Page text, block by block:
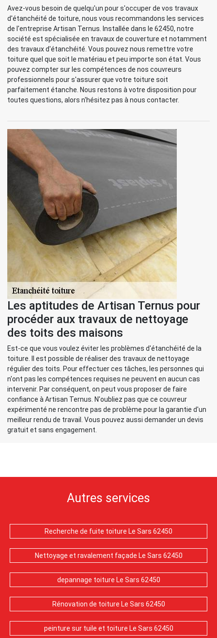
Avez-vous besoin de quelqu'un pour s'occuper de vos travaux
d'étanchéité de toiture, nous vous recommandons les services
de l'entreprise Artisan Ternus. Installée dans le 62450, notre
société est spécialisée en travaux de couverture et notamment
des travaux d'étanchéité. Vous pouvez nous remettre votre
toiture quel que soit le matériau et peu importe son état. Vous
pouvez compter sur les compétences de nos couvreurs
professionnels pour s'assurer que votre toiture soit
parfaitement étanche. Nous restons à votre disposition pour
toutes questions, alors n'hésitez pas à nous contacter.
Les aptitudes de Artisan Ternus pour
procéder aux travaux de nettoyage
des toits des maisons
Est-ce que vous voulez éviter les problèmes d'étanchéité de la
toiture. Il est possible de réaliser des travaux de nettoyage
régulier des toits. Pour effectuer ces tâches, les personnes qui
n'ont pas les compétences requises ne peuvent en aucun cas
intervenir. Par conséquent, on peut vous proposer de faire
confiance à Artisan Ternus. N'oubliez pas que ce couvreur
expérimenté ne rencontre pas de problème pour la garantie d'un
meilleur rendu de travail. Vous pouvez aussi demander un devis
gratuit et sans engagement.
Autres services
Recherche de fuite toiture Le Sars 62450
Nettoyage et ravalement façade Le Sars 62450
depannage toiture Le Sars 62450
Rénovation de toiture Le Sars 62450
peinture sur tuile et toiture Le Sars 62450